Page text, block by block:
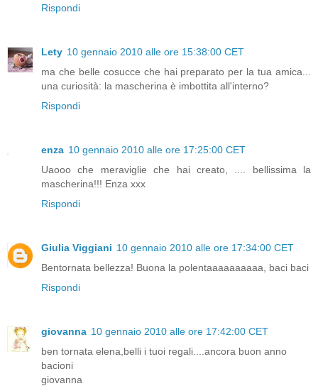
Rispondi
Lety 10 gennaio 2010 alle ore 15:38:00 CET
ma che belle cosucce che hai preparato per la tua amica...
una curiosità: la mascherina è imbottita all'interno?
Rispondi
enza 10 gennaio 2010 alle ore 17:25:00 CET
Uaooo che meraviglie che hai creato, .... bellissima la
mascherina!!! Enza xxx
Rispondi
Giulia Viggiani 10 gennaio 2010 alle ore 17:34:00 CET
Bentornata bellezza! Buona la polentaaaaaaaaaa, baci baci
Rispondi
giovanna 10 gennaio 2010 alle ore 17:42:00 CET
ben tornata elena,belli i tuoi regali....ancora buon anno
bacioni
giovanna